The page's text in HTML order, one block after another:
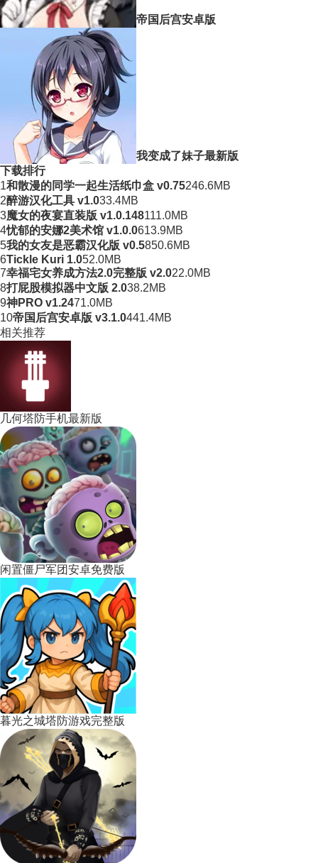
帝国后宫安卓版
我变成了妹子最新版
下载排行
1和散漫的同学一起生活纸巾盒 v0.75246.6MB
2醉游汉化工具 v1.033.4MB
3魔女的夜宴直装版 v1.0.148111.0MB
4忧郁的安娜2美术馆 v1.0.0613.9MB
5我的女友是恶霸汉化版 v0.5850.6MB
6Tickle Kuri 1.052.0MB
7幸福宅女养成方法2.0完整版 v2.022.0MB
8打屁股模拟器中文版 2.038.2MB
9神PRO v1.2471.0MB
10帝国后宫安卓版 v3.1.0441.4MB
相关推荐
几何塔防手机最新版
闲置僵尸军团安卓免费版
暮光之城塔防游戏完整版